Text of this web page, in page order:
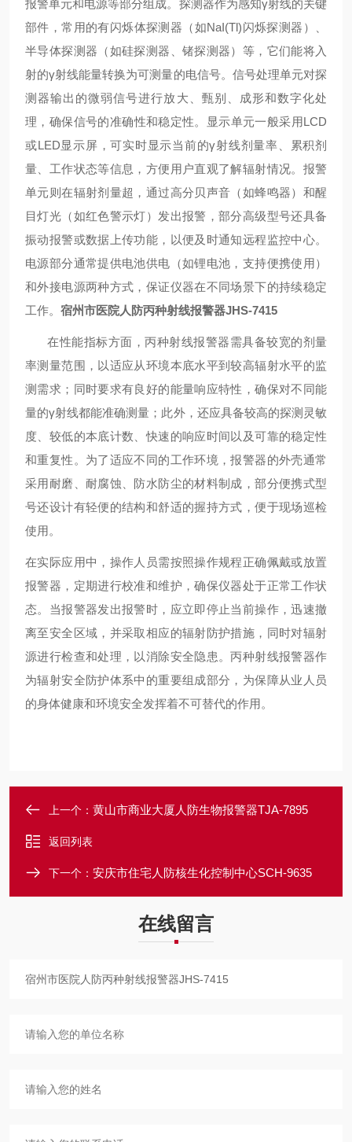
报警单元和电源等部分组成。探测器作为感知γ射线的关键
部件，常用的有闪烁体探测器（如NaI(Tl)闪烁探测器）、
半导体探测器（如硅探测器、锗探测器）等，它们能将入
射的γ射线能量转换为可测量的电信号。信号处理单元对探
测器输出的微弱信号进行放大、甄别、成形和数字化处
理，确保信号的准确性和稳定性。显示单元一般采用LCD
或LED显示屏，可实时显示当前的γ射线剂量率、累积剂
量、工作状态等信息，方便用户直观了解辐射情况。报警
单元则在辐射剂量超，通过高分贝声音（如蜂鸣器）和醒
目灯光（如红色警示灯）发出报警，部分高级型号还具备
振动报警或数据上传功能，以便及时通知远程监控中心。
电源部分通常提供电池供电（如锂电池，支持便携使用）
和外接电源两种方式，保证仪器在不同场景下的持续稳定
工作。 宿州市医院人防丙种射线报警器JHS-7415
在性能指标方面，丙种射线报警器需具备较宽的剂量
率测量范围，以适应从环境本底水平到较高辐射水平的监
测需求；同时要求有良好的能量响应特性，确保对不同能
量的γ射线都能准确测量；此外，还应具备较高的探测灵敏
度、较低的本底计数、快速的响应时间以及可靠的稳定性
和重复性。为了适应不同的工作环境，报警器的外壳通常
采用耐磨、耐腐蚀、防水防尘的材料制成，部分便携式型
号还设计有轻便的结构和舒适的握持方式，便于现场巡检
使用。
在实际应用中，操作人员需按照操作规程正确佩戴或放置
报警器，定期进行校准和维护，确保仪器处于正常工作状
态。当报警器发出报警时，应立即停止当前操作，迅速撤
离至安全区域，并采取相应的辐射防护措施，同时对辐射
源进行检查和处理，以消除安全隐患。丙种射线报警器作
为辐射安全防护体系中的重要组成部分，为保障从业人员
的身体健康和环境安全发挥着不可替代的作用。
上一个： 黄山市商业大厦人防生物报警器TJA-7895
返回列表
下一个： 安庆市住宅人防核生化控制中心SCH-9635
在线留言